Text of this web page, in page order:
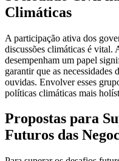
Climáticas
A participação ativa dos
discussões climáticas é vital.
desempenham um papel
garantir que as necessidades
ouvidas. Envolver esses
políticas climáticas mais
Propostas para
Futuros das